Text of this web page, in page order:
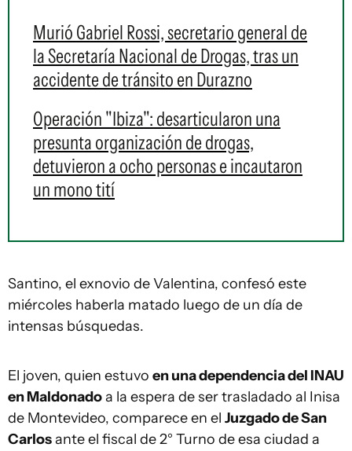
Murió Gabriel Rossi, secretario general de
la Secretaría Nacional de Drogas, tras un
accidente de tránsito en Durazno
Operación "Ibiza": desarticularon una
presunta organización de drogas,
detuvieron a ocho personas e incautaron
un mono tití
Santino, el exnovio de Valentina, confesó este
miércoles haberla matado luego de un día de
intensas búsquedas.
El joven, quien estuvo en una dependencia del INAU
en Maldonadoa la espera de ser trasladado al Inisa
de Montevideo, comparece en el Juzgado de San
Carlosante el fiscal de 2° Turno de esa ciudad a